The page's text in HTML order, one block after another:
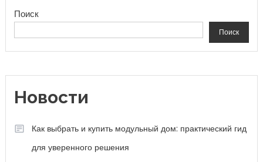
Поиск
Поиск
Новости
Как выбрать и купить модульный дом: практический гид
для уверенного решения